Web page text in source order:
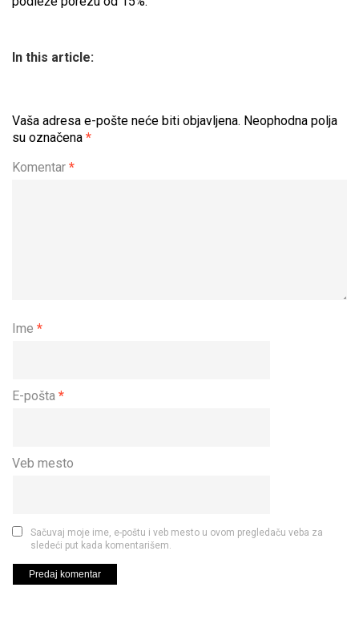
In this article:
Vaša adresa e-pošte neće biti objavljena. Neophodna polja
su označena *
Komentar *
Ime *
E-pošta *
Veb mesto
Sačuvaj moje ime, e-poštu i veb mesto u ovom pregledaču veba za
sledeći put kada komentarišem.